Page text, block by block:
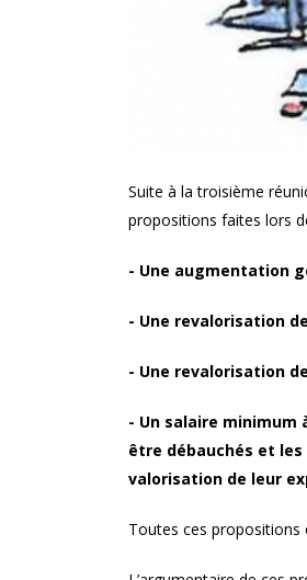
Suite à la troisième
propositions faites lors
- Une augmentation
- Une revalorisation
- Une revalorisation
- Un salaire minimum
être débauchés et
valorisation de leur
Toutes ces propositions